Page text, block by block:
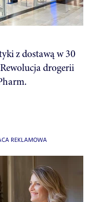
z dostawą w 30
drogerii
REKLAMOWA